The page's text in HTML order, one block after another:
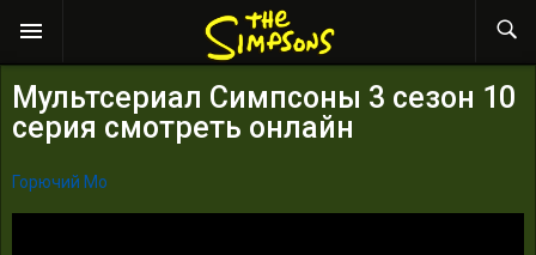
Мультсериал Симпсоны 3 сезон 10
серия смотреть онлайн
Горючий Мо